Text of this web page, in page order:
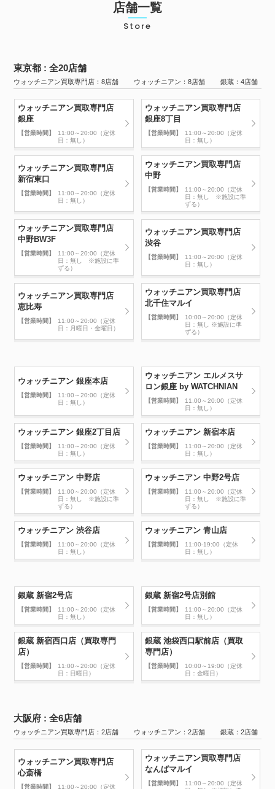
店舗一覧
Store
東京都 : 全20店舗
ウォッチニアン買取専門店：8店舗 ウォッチニアン：8店舗 銀蔵：4店舗
ウォッチニアン買取専門店
銀座
【営業時間】
11:00～20:00（定休
日：無し）
ウォッチニアン買取専門店
銀座8丁目
【営業時間】
11:00～20:00（定休
日：無し）
ウォッチニアン買取専門店
新宿東口
【営業時間】
11:00～20:00（定休
日：無し）
ウォッチニアン買取専門店
中野
【営業時間】
11:00～20:00（定休
日：無し ※施設に準
ずる）
ウォッチニアン買取専門店
中野BW3F
【営業時間】
11:00～20:00（定休
日：無し ※施設に準
ずる）
ウォッチニアン買取専門店
渋谷
【営業時間】
11:00～20:00（定休
日：無し）
ウォッチニアン買取専門店
恵比寿
【営業時間】
11:00～20:00（定休
日：月曜日・金曜日）
ウォッチニアン買取専門店
北千住マルイ
【営業時間】
10:00～20:00（定休
日：無し ※施設に準
ずる）
ウォッチニアン 銀座本店
【営業時間】
11:00～20:00（定休
日：無し）
ウォッチニアン エルメスサ
ロン銀座 by WATCHNIAN
【営業時間】
11:00～20:00（定休
日：無し）
ウォッチニアン 銀座2丁目店
【営業時間】
11:00～20:00（定休
日：無し）
ウォッチニアン 新宿本店
【営業時間】
11:00～20:00（定休
日：無し）
ウォッチニアン 中野店
【営業時間】
11:00～20:00（定休
日：無し ※施設に準
ずる）
ウォッチニアン 中野2号店
【営業時間】
11:00～20:00（定休
日：無し ※施設に準
ずる）
ウォッチニアン 渋谷店
【営業時間】
11:00～20:00（定休
日：無し）
ウォッチニアン 青山店
【営業時間】
11:00-19:00（定休
日：無し）
銀蔵 新宿2号店
【営業時間】
11:00～20:00（定休
日：無し）
銀蔵 新宿2号店別館
【営業時間】
11:00～20:00（定休
日：無し）
銀蔵 新宿西口店（買取専門
店）
【営業時間】
11:00～20:00（定休
日：日曜日）
銀蔵 池袋西口駅前店（買取
専門店）
【営業時間】
10:00～19:00（定休
日：金曜日）
大阪府 : 全6店舗
ウォッチニアン買取専門店：2店舗 ウォッチニアン：2店舗 銀蔵：2店舗
ウォッチニアン買取専門店
心斎橋
【営業時間】
11:00～20:00（定休
ウォッチニアン買取専門店
なんばマルイ
【営業時間】
11:00～20:00（定休